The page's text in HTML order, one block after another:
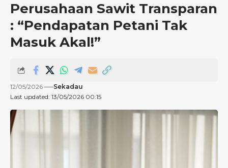
Perusahaan Sawit Transparan
: “Pendapatan Petani Tak
Masuk Akal!”
Last updated: 13/05/2026 00:15
12/05/2026 Sekadau